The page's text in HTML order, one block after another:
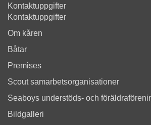
Kontaktuppgifter
Kontaktuppgifter
Om kåren
Båtar
Premises
Scout samarbetsorganisationer
Seaboys understöds- och
Bildgalleri